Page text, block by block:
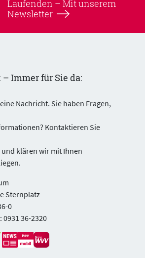
Laufenden – Mit unserem
Newsletter
Immer für Sie da:
Nachricht. Sie haben Fragen,
Kontaktieren Sie
klären wir mit Ihnen
Sternplatz
0
36-2320